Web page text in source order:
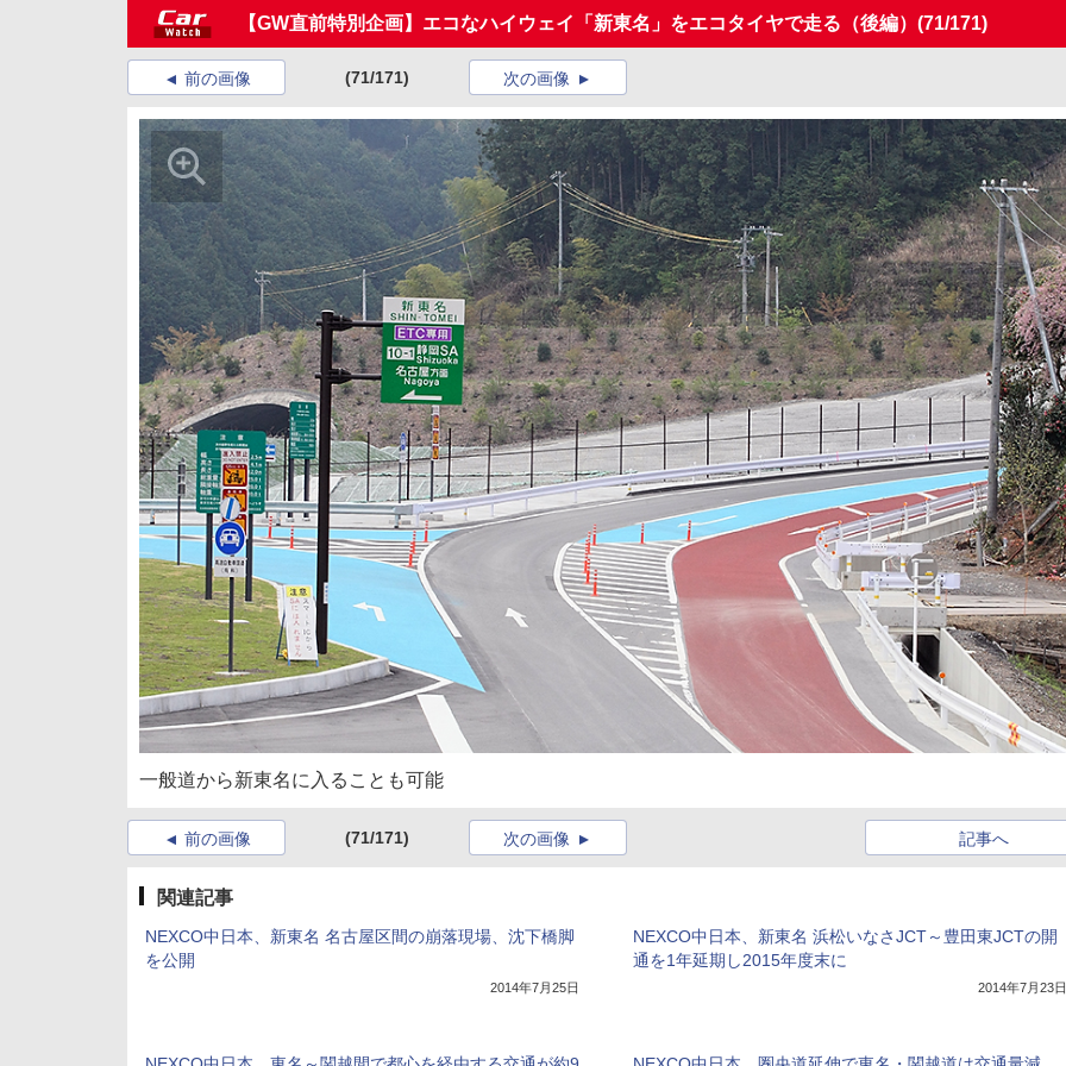
【GW直前特別企画】エコなハイウェイ「新東名」をエコタイヤで走る（後編） (71/171)
前の画像 (71/171) 次の画像
一般道から新東名に入ることも可能
前の画像 (71/171) 記事へ
次の画像
関連記事
NEXCO中日本、新東名 名古屋区間の崩落現場、沈下橋脚
を公開
2014年7月25日
NEXCO中日本、新東名 浜松いなさJCT～豊田東JCTの開
通を1年延期し2015年度末に
2014年7月23日